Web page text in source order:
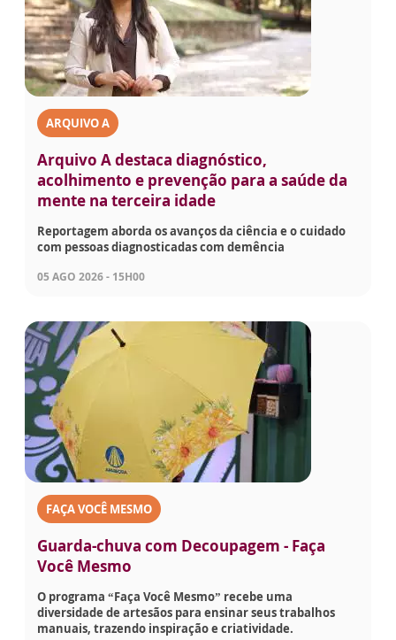
ARQUIVO A
Arquivo A destaca diagnóstico,
acolhimento e prevenção para a saúde da
mente na terceira idade
Reportagem aborda os avanços da ciência e o cuidado
com pessoas diagnosticadas com demência
05 AGO 2026 - 15H00
FAÇA VOCÊ MESMO
Guarda-chuva com Decoupagem - Faça
Você Mesmo
O programa “Faça Você Mesmo” recebe uma
diversidade de artesãos para ensinar seus trabalhos
manuais, trazendo inspiração e criatividade.